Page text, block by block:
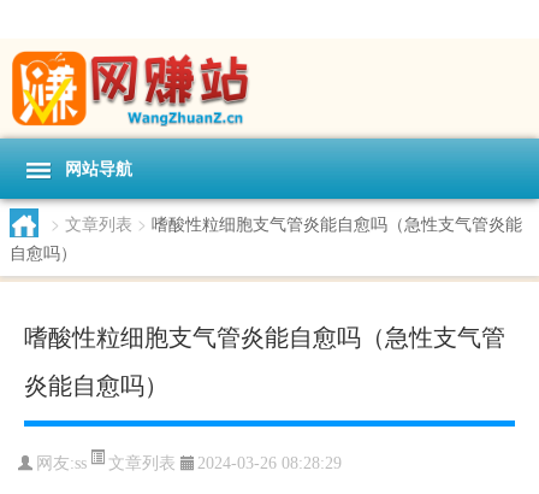
网站导航
> 文章列表 > 嗜酸性粒细胞支气管炎能自愈吗（急性支气管炎能
自愈吗）
嗜酸性粒细胞支气管炎能自愈吗（急性支气管
炎能自愈吗）
网友:ss 文章列表 2024-03-26 08:28:29